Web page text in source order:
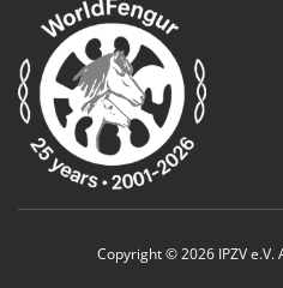
Copyright © 2026 IPZV e.V.